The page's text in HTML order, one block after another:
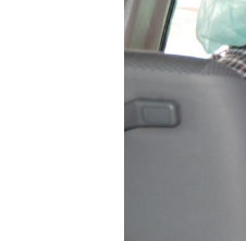
คู่มือการปฏิบัติงาน
การประเมินความพึ
ขั้นตอนและวิธีการช